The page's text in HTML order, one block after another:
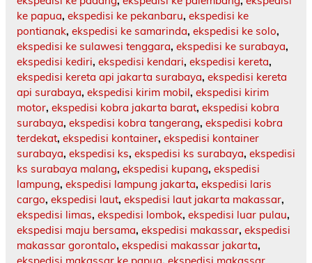
ke papua, ekspedisi ke pekanbaru, ekspedisi ke
pontianak, ekspedisi ke samarinda, ekspedisi ke solo,
ekspedisi ke sulawesi tenggara, ekspedisi ke surabaya,
ekspedisi kediri, ekspedisi kendari, ekspedisi kereta,
ekspedisi kereta api jakarta surabaya, ekspedisi kereta
api surabaya, ekspedisi kirim mobil, ekspedisi kirim
motor, ekspedisi kobra jakarta barat, ekspedisi kobra
surabaya, ekspedisi kobra tangerang, ekspedisi kobra
terdekat, ekspedisi kontainer, ekspedisi kontainer
surabaya, ekspedisi ks, ekspedisi ks surabaya, ekspedisi
ks surabaya malang, ekspedisi kupang, ekspedisi
lampung, ekspedisi lampung jakarta, ekspedisi laris
cargo, ekspedisi laut, ekspedisi laut jakarta makassar,
ekspedisi limas, ekspedisi lombok, ekspedisi luar pulau,
ekspedisi maju bersama, ekspedisi makassar, ekspedisi
makassar gorontalo, ekspedisi makassar jakarta,